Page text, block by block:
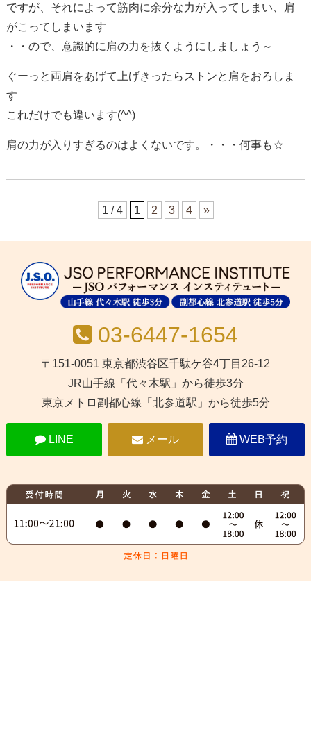
ですが、それによって筋肉に余分な力が入ってしまい、肩
がこってしまいます
・・ので、意識的に肩の力を抜くようにしましょう～
ぐーっと両肩をあげて上げきったらストンと肩をおろしま
す
これだけでも違います(^^)
肩の力が入りすぎるのはよくないです。・・・何事も☆
1 / 4 1 2 3 4 »
03-6447-1654
〒151-0051 東京都渋谷区千駄ケ谷4丁目26-12
JR山手線「代々木駅」から徒歩3分
東京メトロ副都心線「北参道駅」から徒歩5分
LINE メール WEB予約